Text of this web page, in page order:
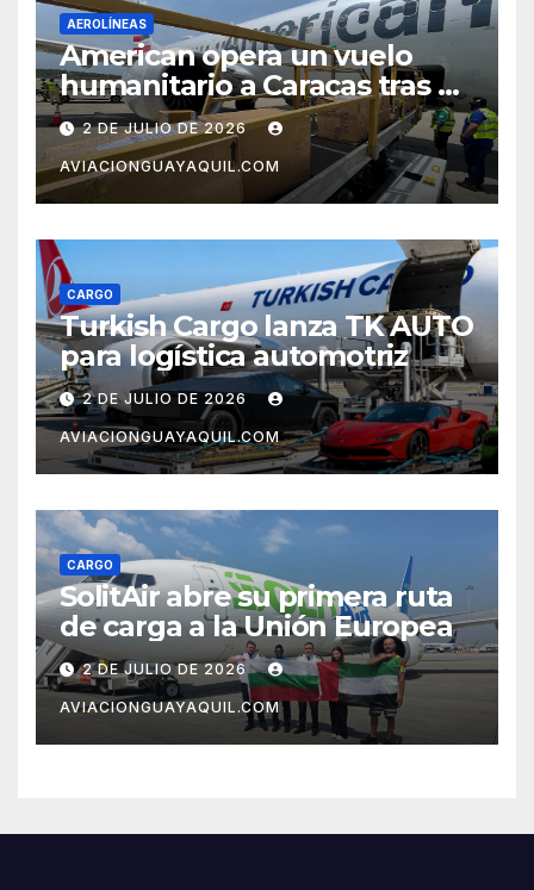
AEROLÍNEAS
American opera un vuelo
humanitario a Caracas tras el
terremoto en Venezuela
2 DE JULIO DE 2026
AVIACIONGUAYAQUIL.COM
CARGO
Turkish Cargo lanza TK AUTO
para logística automotriz
2 DE JULIO DE 2026
AVIACIONGUAYAQUIL.COM
CARGO
SolitAir abre su primera ruta
de carga a la Unión Europea
2 DE JULIO DE 2026
AVIACIONGUAYAQUIL.COM